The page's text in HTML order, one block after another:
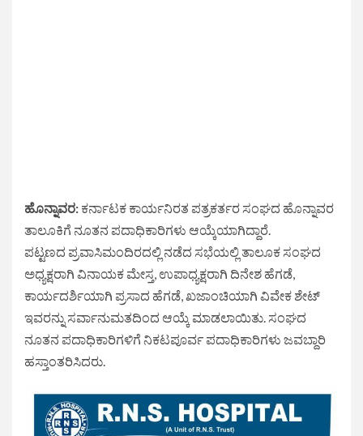
ಹೊನ್ನಾವರ: ಕರ್ನಾಟಕ ಕಾರ್ಯನಿರತ ಪತ್ರಕರ್ತರ ಸಂಘದ ಹೊನ್ನಾವರ
ತಾಲೂಕಿಗೆ ನೂತನ ಪದಾಧಿಕಾರಿಗಳು ಆಯ್ಕೆಯಾಗಿದ್ದಾರೆ.
ಪಟ್ಟಣದ ಪ್ರವಾಸಿಮಂದಿರದಲ್ಲಿ ನಡೆದ ಸಭೆಯಲ್ಲಿ ತಾಲೂಕ ಸಂಘದ
ಅಧ್ಯಕ್ಷರಾಗಿ ವಿನಾಯಕ ಮೇಸ್ತ, ಉಪಾಧ್ಯಕ್ಷರಾಗಿ ದಿನೇಶ ಹೆಗಡೆ,
ಕಾರ್ಯದರ್ಶಿಯಾಗಿ ಪ್ರಸಾದ ಹೆಗಡೆ, ಖಜಾಂಚಿಯಾಗಿ ವಿವೇಕ ಶೇಟ್
ಇವರನ್ನು ಸರ್ವಾನುಮತದಿಂದ ಆಯ್ಕೆ ಮಾಡಲಾಯಿತು. ಸಂಘದ
ನೂತನ ಪದಾಧಿಕಾರಿಗಳಿಗೆ ನಿಕಟಪೂರ್ವ ಪದಾಧಿಕಾರಿಗಳು ಜವಬ್ದಾರಿ
ಹಸ್ತಾಂತರಿಸಿದರು.